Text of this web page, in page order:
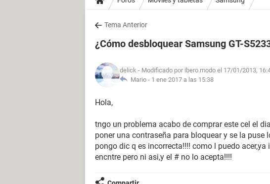
Tema Anterior
¿Cómo desbloquear Samsung GT-
delick - Modificado por ibero.modo el 17/01/2013,
Mario - 1 ene 2017 a las 15:38
Hola,
tngo un problema acabo de comprar este cel el
poner una contraseña para bloquear y se la puse
pongo dic q es incorrecta!!!! como l puedo
encntre pero ni asi,y el # no lo acepta!!!!